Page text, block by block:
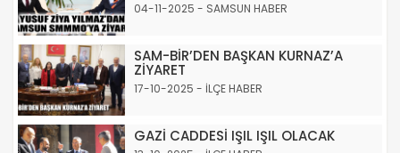
04-11-2025 - SAMSUN HABER
SAM-BİR’DEN BAŞKAN KURNAZ’A
ZİYARET
17-10-2025 - İLÇE HABER
GAZİ CADDESİ IŞIL IŞIL OLACAK